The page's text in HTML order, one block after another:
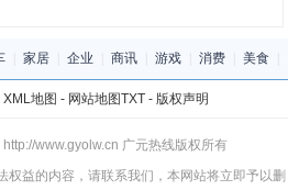
家居 企业 商讯 游戏 消费 美食
XML地图 - 网站地图TXT- 版权声明
www.gyolw.cn 广元热线版权所有
权益的内容，请联系我们，本网站将立即予以删